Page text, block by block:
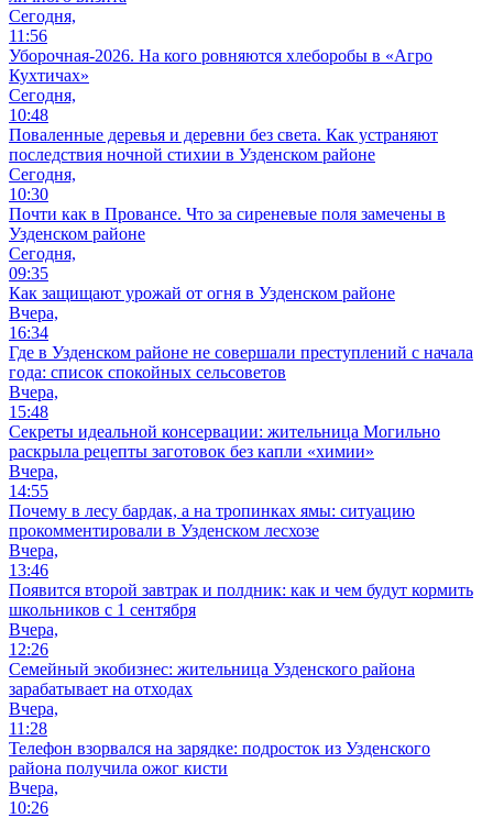
Сегодня,
11:56
Уборочная-2026. На кого ровняются хлеборобы в «Агро
Кухтичах»
Сегодня,
10:48
Поваленные деревья и деревни без света. Как устраняют
последствия ночной стихии в Узденском районе
Сегодня,
10:30
Почти как в Провансе. Что за сиреневые поля замечены в
Узденском районе
Сегодня,
09:35
Как защищают урожай от огня в Узденском районе
Вчера,
16:34
Где в Узденском районе не совершали преступлений с начала
года: список спокойных сельсоветов
Вчера,
15:48
Секреты идеальной консервации: жительница Могильно
раскрыла рецепты заготовок без капли «химии»
Вчера,
14:55
Почему в лесу бардак, а на тропинках ямы: ситуацию
прокомментировали в Узденском лесхозе
Вчера,
13:46
Появится второй завтрак и полдник: как и чем будут кормить
школьников с 1 сентября
Вчера,
12:26
Семейный экобизнес: жительница Узденского района
зарабатывает на отходах
Вчера,
11:28
Телефон взорвался на зарядке: подросток из Узденского
района получила ожог кисти
Вчера,
10:26